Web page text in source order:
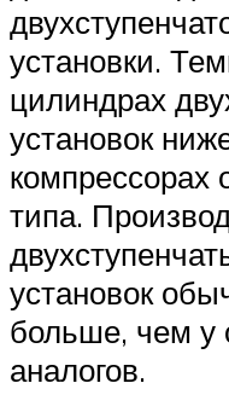
установки.
цилиндрах
установок
компрессорах
типа.
установок
больше, чем у
аналогов.